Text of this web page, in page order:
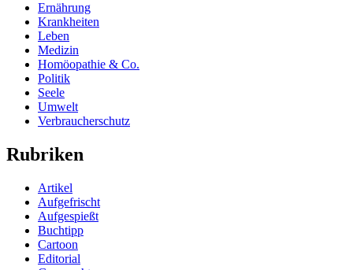
Ernährung
Krankheiten
Leben
Medizin
Homöopathie & Co.
Politik
Seele
Umwelt
Verbraucherschutz
Rubriken
Artikel
Aufgefrischt
Aufgespießt
Buchtipp
Cartoon
Editorial